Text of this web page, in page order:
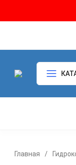
Главная /